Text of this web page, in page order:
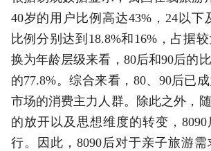
40岁的用户比例高达43%，24以下
比例分别达到18.8%和16%，占据
换为年龄层级来看，80后和90后的
的77.8%。综合来看，80、90后已
市场的消费主力人群。除此之外，
的放开以及思想维度的转变，
行。因此，8090后对于亲子旅游